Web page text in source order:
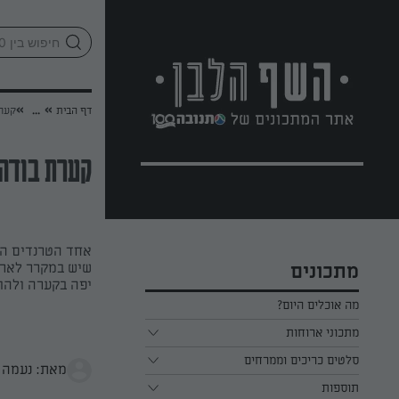
מתכונים
מה אוכלים היום?
מתכוני ארוחות
ארוחת בוקר
ארוחת צהריים
סלטים כריכים וממרחים
כל הסלטים כריכים וממרחים
תוספות
דף הבית »
...
»
קערת
אחד הטרנדים
שיש במקרר
יפה בקערה
מאת: נעמה